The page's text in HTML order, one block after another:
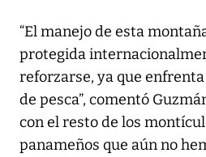
“El manejo de esta
protegida
reforzarse, ya que
de pesca”, comentó
con el resto de los
panameños que aún no